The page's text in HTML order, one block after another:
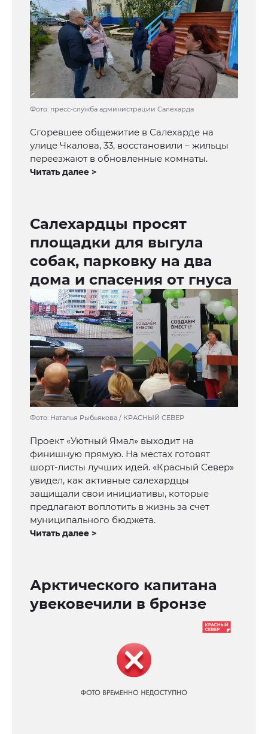
Фото: пресс-служба администрации Салехарда
Сгоревшее общежитие в Салехарде на
улице Чкалова, 33, восстановили – жильцы
переезжают в обновленные комнаты.
Читать далее >
Салехардцы просят
площадки для выгула
собак, парковку на два
дома и спасения от гнуса
Фото: Наталья Рыбьякова / КРАСНЫЙ СЕВЕР
Проект «Уютный Ямал» выходит на
финишную прямую. На местах готовят
шорт-листы лучших идей. «Красный Север»
увидел, как активные салехардцы
защищали свои инициативы, которые
предлагают воплотить в жизнь за счет
муниципального бюджета.
Читать далее >
Арктического капитана
увековечили в бронзе